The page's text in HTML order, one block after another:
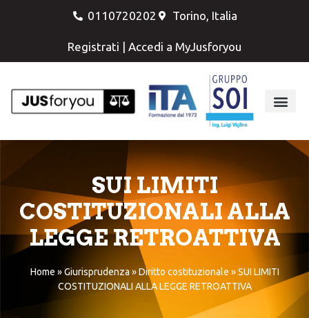
0110720202 Torino, Italia
Registrati | Accedi a MyJusforyou
SUI LIMITI
COSTITUZIONALI ALLA
LEGGE RETROATTIVA
Home »Giurisprudenza »Diritto costituzionale »SUI LIMITI
COSTITUZIONALI ALLA LEGGE RETROATTIVA